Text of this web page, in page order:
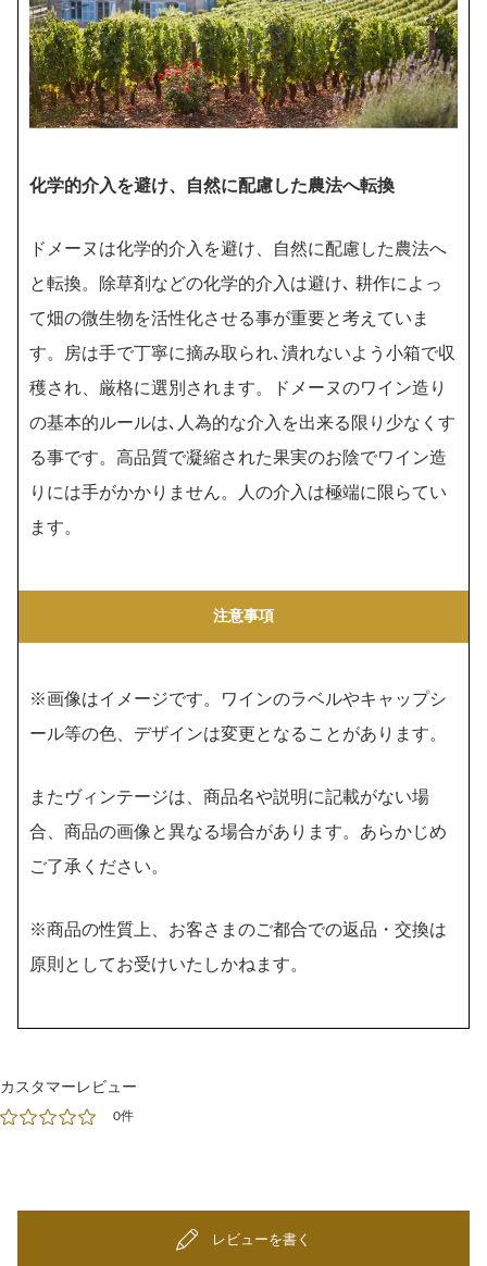
化学的介入を避け、自然に配慮した農法へ転換
ドメーヌは化学的介入を避け、自然に配慮した農法へ
と転換。除草剤などの化学的介入は避け､ 耕作によっ
て畑の微生物を活性化させる事が重要と考えていま
す。房は手で丁寧に摘み取られ､潰れないよう小箱で収
穫され、厳格に選別されます。ドメーヌのワイン造り
の基本的ルールは､人為的な介入を出来る限り少なくす
る事です。高品質で凝縮された果実のお陰でワイン造
りには手がかかりません。人の介入は極端に限らてい
ます。
注意事項
※画像はイメージです。ワインのラベルやキャップシ
ール等の色、デザインは変更となることがあります。
またヴィンテージは、商品名や説明に記載がない場
合、商品の画像と異なる場合があります。あらかじめ
ご了承ください。
※商品の性質上、お客さまのご都合での返品・交換は
原則としてお受けいたしかねます。
カスタマーレビュー
0件
レビューを書く